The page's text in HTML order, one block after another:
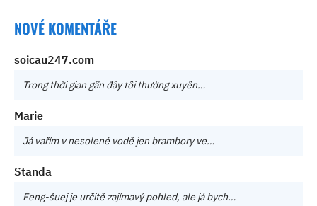
NOVÉ KOMENTÁŘE
soicau247.com
Trong thời gian gần đây tôi thường xuyên…
Marie
Já vařím v nesolené vodě jen brambory ve…
Standa
Feng-šuej je určitě zajímavý pohled, ale já bych…